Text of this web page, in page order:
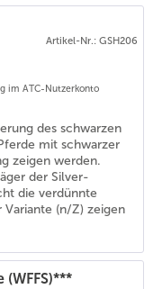
Artikel-Nr.: GSH206
im ATC-Nutzerkonto
des schwarzen
mit schwarzer
zeigen werden.
der Silver-
die verdünnte
(n/Z) zeigen